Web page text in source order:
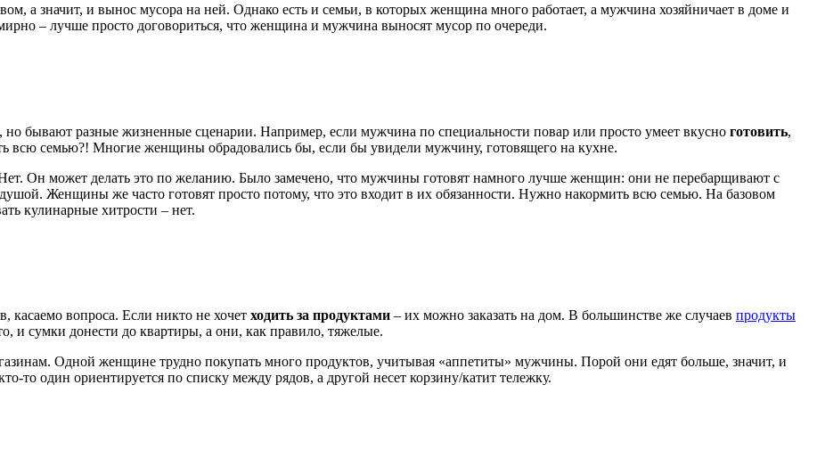
а значит, и вынос мусора на ней. Однако есть и семьи, в которых женщина много работает, а мужчина хозяйничает в доме и
– лучше просто договориться, что женщина и мужчина выносят мусор по очереди.
но бывают разные жизненные сценарии. Например, если мужчина по специальности повар или просто умеет вкусно готовить,
всю семью?! Многие женщины обрадовались бы, если бы увидели мужчину, готовящего на кухне.
Он может делать это по желанию. Было замечено, что мужчины готовят намного лучше женщин: они не перебарщивают с
Женщины же часто готовят просто потому, что это входит в их обязанности. Нужно накормить всю семью. На базовом
кулинарные хитрости – нет.
вопроса. Если никто не хочет ходить за продуктами – их можно заказать на дом. В большинстве же случаев продукты
и сумки донести до квартиры, а они, как правило, тяжелые.
Одной женщине трудно покупать много продуктов, учитывая «аппетиты» мужчины. Порой они едят больше, значит, и
то один ориентируется по списку между рядов, а другой несет корзину/катит тележку.